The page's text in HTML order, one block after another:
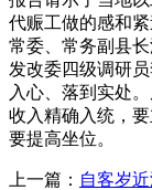
代赈工做的感和
常委、常务副县
发改委四级调研
入心、落到实处
收入精确入统，
要提高坐位。
上一篇： 自客岁